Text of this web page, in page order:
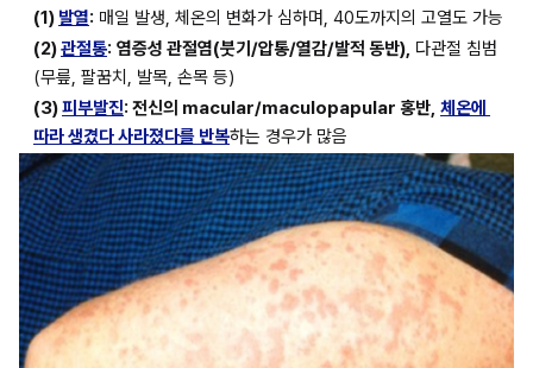
(1) 발열: 매일 발생, 체온의 변화가 심하며, 40도까지의 고열도 가능
(2) 관절통: 염증성 관절염(붓기/압통/열감/발적 동반), 다관절 침범
(무릎, 팔꿈치, 발목, 손목 등)
(3) 피부발진: 전신의 macular/maculopapular 홍반, 체온에
따라 생겼다 사라졌다를 반복하는 경우가 많음